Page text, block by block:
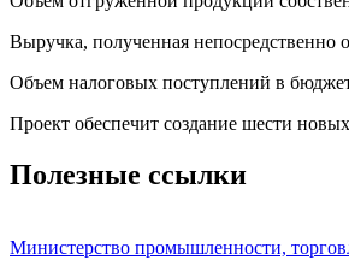
Выручка, полученная непосредственно
Объем налоговых поступлений в
Проект обеспечит создание шести
Полезные ссылки
Министерство промышленности,